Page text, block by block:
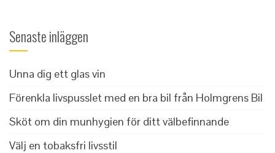
Senaste inläggen
Unna dig ett glas vin
Förenkla livspusslet med en bra bil från Holmgrens Bil
Sköt om din munhygien för ditt välbefinnande
Välj en tobaksfri livsstil